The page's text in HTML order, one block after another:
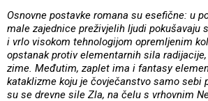
Osnovne postavke romana su esefične: u
male zajednice preživjelih ljudi pokušavaju
i vrlo visokom tehnologijom opremljenim
opstanak protiv elementarnih sila
zime. Međutim, zaplet ima i fantasy
kataklizme koju je čovječanstvo samo sebi
su se drevne sile Zla, na čelu s vrhovnim